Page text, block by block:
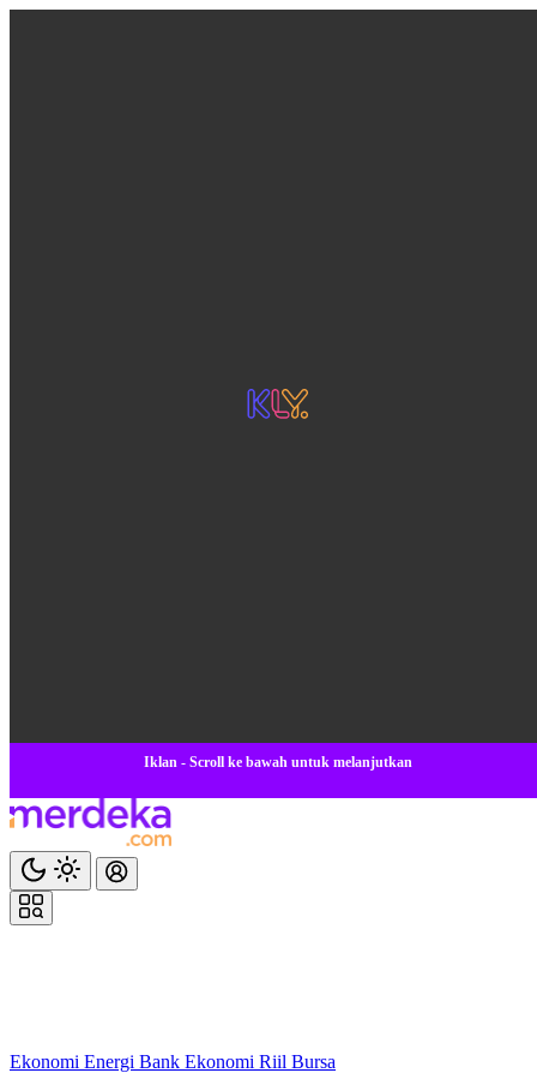
Iklan - Scroll ke bawah untuk melanjutkan
Ekonomi Energi Bank Ekonomi Riil Bursa